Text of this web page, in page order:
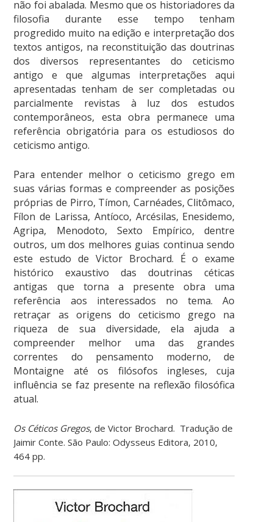
não foi abalada. Mesmo que os historiadores da
filosofia durante esse tempo tenham
progredido muito na edição e interpretação dos
textos antigos, na reconstituição das doutrinas
dos diversos representantes do ceticismo
antigo e que algumas interpretações aqui
apresentadas tenham de ser completadas ou
parcialmente revistas à luz dos estudos
contemporâneos, esta obra permanece uma
referência obrigatória para os estudiosos do
ceticismo antigo.
Para entender melhor o ceticismo grego em
suas várias formas e compreender as posições
próprias de Pirro, Tímon, Carnéades, Clitômaco,
Fílon de Larissa, Antíoco, Arcésilas, Enesidemo,
Agripa, Menodoto, Sexto Empírico, dentre
outros, um dos melhores guias continua sendo
este estudo de Victor Brochard. É o exame
histórico exaustivo das doutrinas céticas
antigas que torna a presente obra uma
referência aos interessados no tema. Ao
retraçar as origens do ceticismo grego na
riqueza de sua diversidade, ela ajuda a
compreender melhor uma das grandes
correntes do pensamento moderno, de
Montaigne até os filósofos ingleses, cuja
influência se faz presente na reflexão filosófica
atual.
Os Céticos Gregos, de Victor Brochard. Tradução de
Jaimir Conte. São Paulo: Odysseus Editora, 2010,
464 pp.